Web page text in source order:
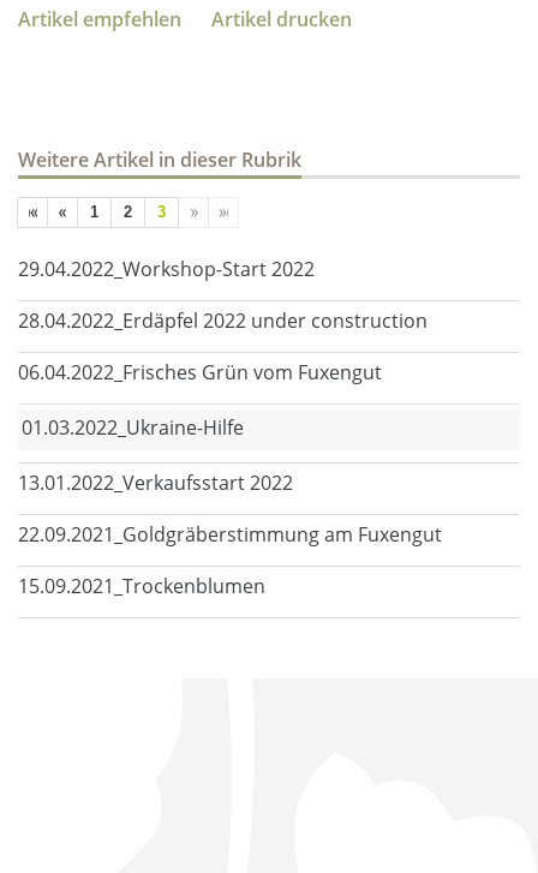
Artikel empfehlen Artikel drucken
Weitere Artikel in dieser Rubrik
1 2 3
29.04.2022_Workshop-Start 2022
28.04.2022_Erdäpfel 2022 under construction
06.04.2022_Frisches Grün vom Fuxengut
01.03.2022_Ukraine-Hilfe
13.01.2022_Verkaufsstart 2022
22.09.2021_Goldgräberstimmung am Fuxengut
15.09.2021_Trockenblumen